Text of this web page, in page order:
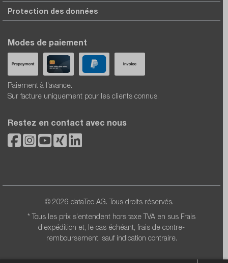
Protection des données
Modes de paiement
Paiement à l'avance.
Sur facture uniquement pour les clients connus.
Restez en contact avec nous
© 2026 dataTec AG. Tous droits réservés.
* Tous les prix s'entendent hors taxe TVA en sus Frais
d'expédition et, le cas échéant, frais de contre-
remboursement, sauf indication contraire.